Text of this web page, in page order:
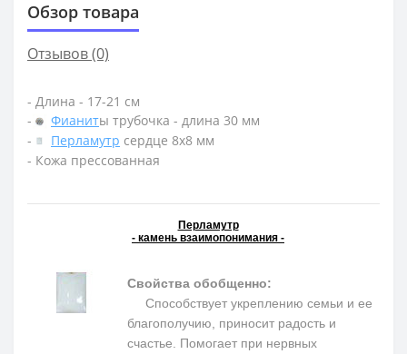
Обзор товара
Отзывов (0)
- Длина - 17-21 см
-
Фианиты трубочка - длина 30 мм
-
Перламутр сердце 8х8 мм
- Кожа прессованная
Перламутр
- камень взаимопонимания -
Свойства обобщенно:
Способствует укреплению семьи и ее
благополучию, приносит радость и
счастье. Помогает при нервных